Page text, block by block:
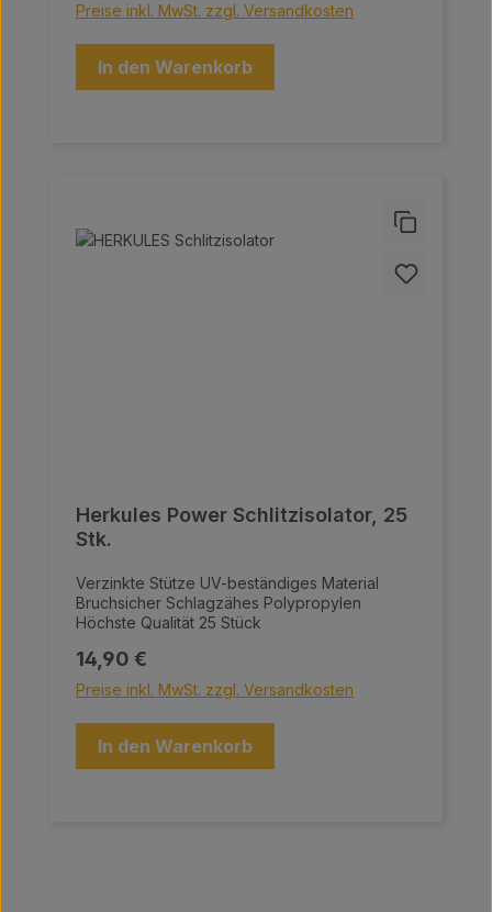
Preise inkl. MwSt. zzgl. Versandkosten
In den Warenkorb
Herkules Power Schlitzisolator, 25
Stk.
Verzinkte Stütze UV-beständiges Material
Bruchsicher Schlagzähes Polypropylen
Höchste Qualität 25 Stück
Regulärer Preis:
14,90 €
Preise inkl. MwSt. zzgl. Versandkosten
In den Warenkorb